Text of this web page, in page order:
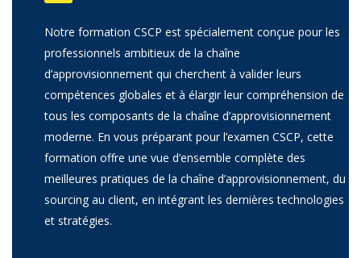
Notre formation CSCP est spécialement conçue pour les
professionnels ambitieux de la chaîne
d’approvisionnement qui cherchent à valider leurs
compétences globales et à élargir leur compréhension de
tous les composants de la chaîne d’approvisionnement
moderne. En vous préparant pour l’examen CSCP, cette
formation offre une vue d’ensemble complète des
meilleures pratiques de la chaîne d’approvisionnement, du
sourcing au client, en intégrant les dernières technologies
et stratégies.